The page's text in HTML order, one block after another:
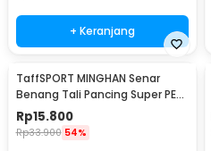
+ Keranjang
TaffSPORT MINGHAN Senar
Benang Tali Pancing Super PE
Braided Line 100M 0.8 - X4
Rp15.800
Rp33.900 54%